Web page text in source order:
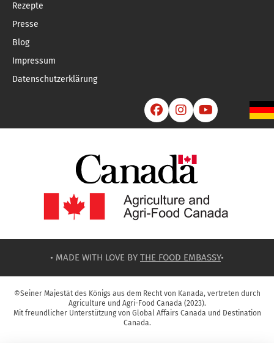
Rezepte
Presse
Blog
Impressum
Datenschutzerklärung
  
• MADE WITH LOVE BY THE FOOD EMBASSY•
©Seiner Majestät des Königs aus dem Recht von Kanada, vertreten durch
Agriculture und Agri-Food Canada (2023).
Mit freundlicher Unterstützung von Global Affairs Canada und Destination
Canada.